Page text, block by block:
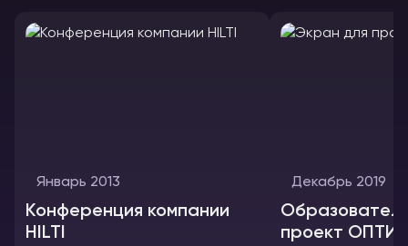
Январь 2013
Конференция компании
HILTI
Декабрь 2019
проект